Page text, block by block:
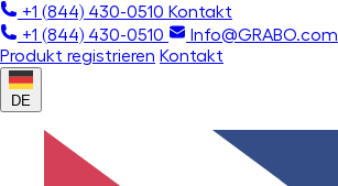
+1 (844) 430-0510 Kontakt
+1 (844) 430-0510
Info@GRABO.com
Produkt registrieren Kontakt
DE